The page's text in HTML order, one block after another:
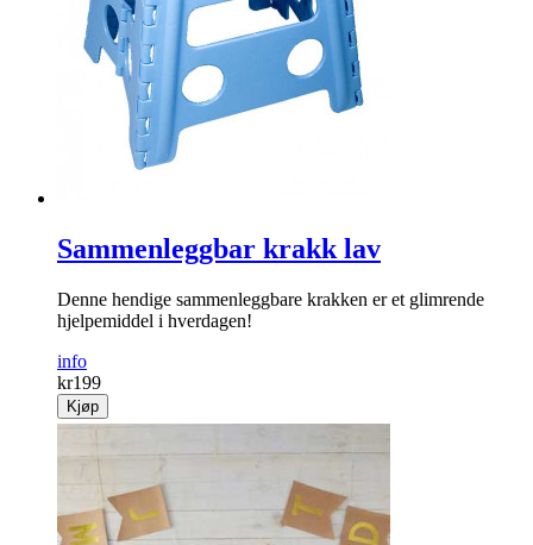
Sammenleggbar krakk lav
Denne hendige sammenleggbare krakken er et glimrende
hjelpemiddel i hverdagen!
info
kr199
Kjøp